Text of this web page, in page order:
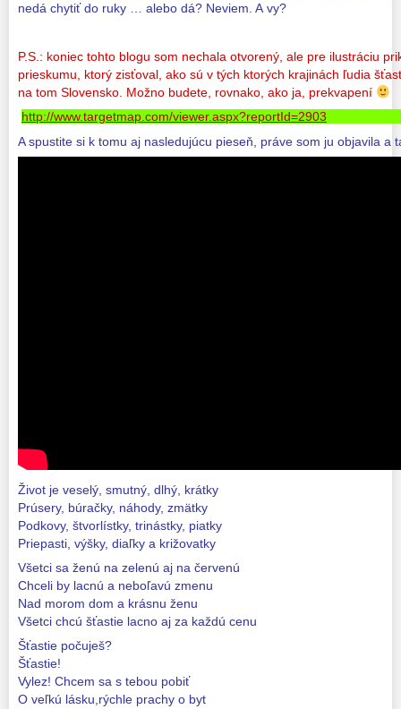
nedá chytiť do ruky … alebo dá? Neviem. A vy?
P.S.: koniec tohto blogu som nechala otvorený, ale pre ilustráciu
prieskumu, ktorý zisťoval, ako sú v tých ktorých krajinách ľudia
na tom Slovensko. Možno budete, rovnako, ako ja, prekvapení
http://www.targetmap.com/viewer.aspx?reportId=2903
A spustite si k tomu aj nasledujúcu pieseň, práve som ju objavila a
Život je veselý, smutný, dlhý, krátky
Prúsery, búračky, náhody, zmätky
Podkovy, štvorlístky, trinástky, piatky
Priepasti, výšky, diaľky a križovatky
Všetci sa ženú na zelenú aj na červenú
Chceli by lacnú a neboľavú zmenu
Nad morom dom a krásnu ženu
Všetci chcú šťastie lacno aj za každú cenu
Šťastie počuješ?
Šťastie!
Vylez! Chcem sa s tebou pobiť
O veľkú lásku,rýchle prachy o byt